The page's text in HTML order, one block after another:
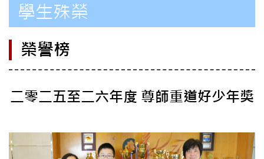
學生殊榮
榮譽榜
二零二五至二六年度 尊師重道好少年獎